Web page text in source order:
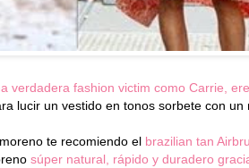
verdadera fashion victim como Carrie,
lucir un vestido en tonos sorbete con un
te recomiendo el brazilian tan
súper natural, rápido y duradero